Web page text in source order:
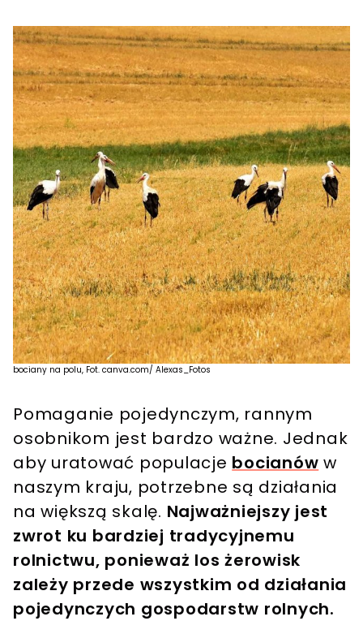
bociany na polu, Fot. canva.com/ Alexas_Fotos
Pomaganie pojedynczym, rannym
osobnikom jest bardzo ważne. Jednak
aby uratować populacje bocianów w
naszym kraju, potrzebne są działania
na większą skalę. Najważniejszy jest
zwrot ku bardziej tradycyjnemu
rolnictwu, ponieważ los żerowisk
zależy przede wszystkim od działania
pojedynczych gospodarstw rolnych.